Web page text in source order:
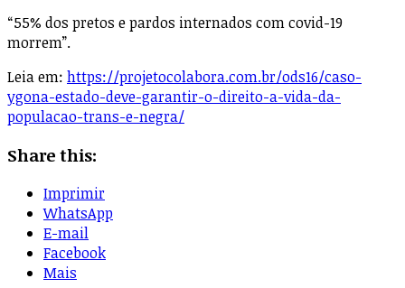
“55% dos pretos e pardos internados com covid-19
morrem”.
Leia em: https://projetocolabora.com.br/ods16/caso-
ygona-estado-deve-garantir-o-direito-a-vida-da-
populacao-trans-e-negra/
Share this:
Imprimir
WhatsApp
E-mail
Facebook
Mais